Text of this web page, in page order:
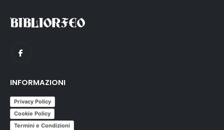
INFORMAZIONI
Privacy Policy
Cookie Policy
Termini e Condizioni